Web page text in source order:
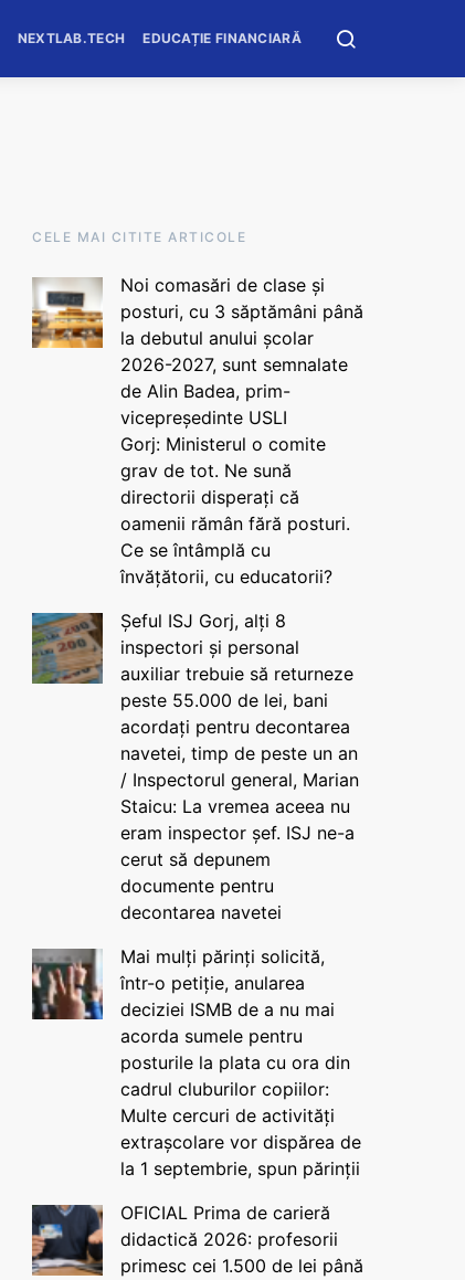
NEXTLAB.TECH EDUCAȚIE FINANCIARĂ
CELE MAI CITITE ARTICOLE
Noi comasări de clase și
posturi, cu 3 săptămâni până
la debutul anului școlar
2026-2027, sunt semnalate
de Alin Badea, prim-
vicepreședinte USLI
Gorj: Ministerul o comite
grav de tot. Ne sună
directorii disperați că
oamenii rămân fără posturi.
Ce se întâmplă cu
învățătorii, cu educatorii?
Șeful ISJ Gorj, alți 8
inspectori și personal
auxiliar trebuie să returneze
peste 55.000 de lei, bani
acordați pentru decontarea
navetei, timp de peste un an
/ Inspectorul general, Marian
Staicu: La vremea aceea nu
eram inspector șef. ISJ ne-a
cerut să depunem
documente pentru
decontarea navetei
Mai mulți părinți solicită,
într-o petiție, anularea
deciziei ISMB de a nu mai
acorda sumele pentru
posturile la plata cu ora din
cadrul cluburilor copiilor:
Multe cercuri de activități
extrașcolare vor dispărea de
la 1 septembrie, spun părinții
OFICIAL Prima de carieră
didactică 2026: profesorii
primesc cei 1.500 de lei până